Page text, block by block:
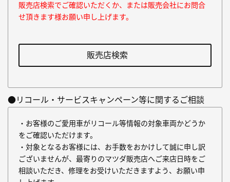
販売店検索でご確認いただくか、または販売会社にお問合
せ頂きます様お願い申し上げます。
販売店検索
●リコール・サービスキャンペーン等に関するご相談
・お客様のご愛用車がリコール等情報の対象車両かどうか
をご確認いただけます。
・対象となるお客様には、お手数をおかけして誠に申し訳
ございませんが、最寄りのマツダ販売店へご来店日時をご
相談いただき、修理をお受けいただきますよう、お願い申